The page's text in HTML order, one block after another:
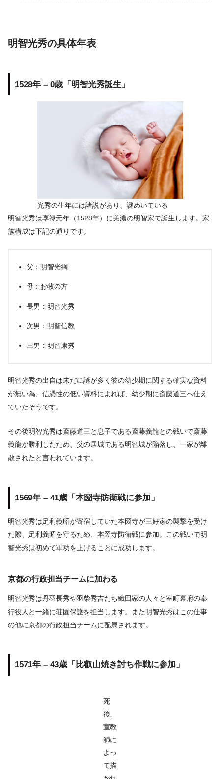
明智光秀の具体年表
1528年 – 0歳「明智光秀誕生」
光秀の生年には諸説があり、謎めいている
明智光秀は享禄元年（1528年）に美濃の明智家で誕生します。家
族構成は下記の通りです。
父：明智光綱
母：お牧の方
長男：明智光秀
次男：明智信教
三男：明智康秀
明智光秀の出自は未だに謎が多く彼の幼少期に関する確実な資料
が無い為、信憑性の低い資料によれば、幼少期に斎藤道三へ仕え
ていたそうです。
その後明智光秀は斎藤道三と息子である斎藤義龍との戦いで斎藤
義龍が勝利したため、父の居城である明智城が陥落し、一家が離
散されたと言われています。
1569年 – 41歳「本圀寺防衛戦に参加」
明智光秀は足利義昭が寄宿していた本圀寺が三好家の襲撃を受け
た際、足利義昭を守るため、本圀寺防衛戦に参加。この戦いで明
智光秀は初めて軍功を上げることに成功します。
京都の行政担当チームに加わる
明智光秀は丹羽長秀や羽柴秀吉たち織田家の人々と室町幕府の奉
行役人と一緒に荘園保護を担当します。また明智光秀はこの仕事
の他に京都の行政担当チームに配属されます。
1571年 – 43歳「比叡山焼き討ち作戦に参加」
死
後、
宣教
師に
よっ
て描